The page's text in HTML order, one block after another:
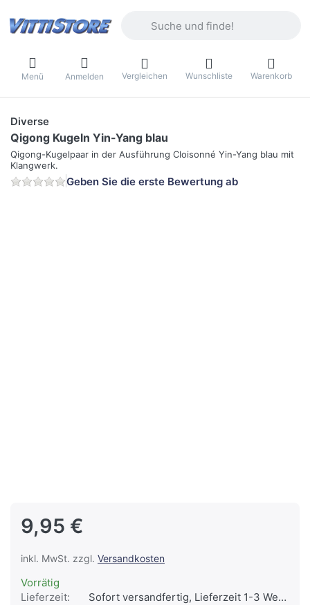
Menü Anmelden Vergleichen Wunschliste Warenkorb
Diverse
Qigong Kugeln Yin-Yang blau
Qigong-Kugelpaar in der Ausführung Cloisonné Yin-Yang blau mit
Klangwerk.
Geben Sie die erste Bewertung ab
9,95 €
inkl. MwSt. zzgl. Versandkosten
Vorrätig
Lieferzeit:
Sofort versandfertig, Lieferzeit 1-3 Werktage.